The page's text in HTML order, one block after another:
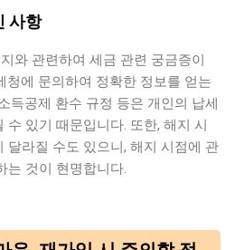
사항
와 관련하여 세금 관련 궁금증이
청에 문의하여 정확한 정보를 얻는
득공제 환수 규정 등은 개인의 납세
수 있기 때문입니다. 또한, 해지 시
달라질 수도 있으니, 해지 시점에 관
는 것이 현명합니다.